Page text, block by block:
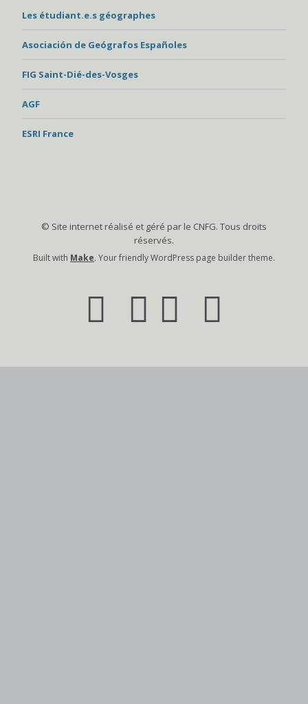
Les étudiant.e.s géographes
Asociación de Geógrafos Españoles
FIG Saint-Dié-des-Vosges
AGF
ESRI France
© Site internet réalisé et géré par le CNFG. Tous droits
réservés.
Built with Make. Your friendly WordPress page builder theme.